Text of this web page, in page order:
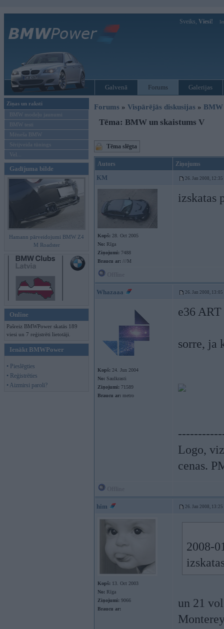
Sveiks, Viesi!
Galvenā Forums Galerijas
Ziņas un raksti
BMW modeļu jaunumi
BMW testi
Mēneša BMW
Sērijveida tūnings
Vel...
Gadījuma bilde
Hamann pārveidojumi BMW Z4
M Roadster
Online
Pašreiz BMWPower skatās 189
viesi un 7 reģistrēti lietotāji.
Ienākt BMWPower
• Pieslēgties
• Reģistrēties
• Aizmirsi paroli?
Forums » Vispārējās diskusijas » BMW
Tēma: BMW un skaistums V
Tēma slēgta
Autors Ziņojums
KM 26. Jan 2008, 12:35
Kopš: 28. Oct 2005
No: Rīga
Ziņojumi: 7488
Braucu ar: ///M
izskatas
Whazaaa 26. Jan 2008, 13:05
Kopš: 24. Jun 2004
No: Saulkrasti
Ziņojumi: 71589
Braucu ar: metro
e36 ART
sorre, ja
Logo,
cenas.
him 26. Jan 2008, 13:25
Kopš: 13. Oct 2003
No: Rīga
Ziņojumi: 9066
Braucu ar:
2008-
un 21